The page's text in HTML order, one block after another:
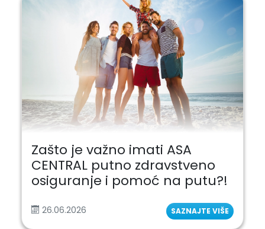
Zašto je važno imati ASA
CENTRAL putno zdravstveno
osiguranje i pomoć na putu?!
26.06.2026 SAZNAJTE VIŠE